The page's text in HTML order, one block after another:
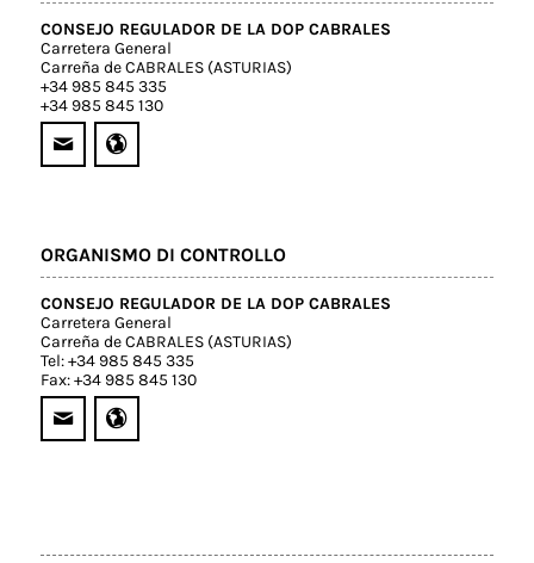
CONSEJO REGULADOR DE LA DOP CABRALES
Carretera General
Carreña de CABRALES (ASTURIAS)
+34 985 845 335
+34 985 845 130
ORGANISMO DI CONTROLLO
CONSEJO REGULADOR DE LA DOP CABRALES
Carretera General
Carreña de CABRALES (ASTURIAS)
Tel: +34 985 845 335
Fax: +34 985 845 130